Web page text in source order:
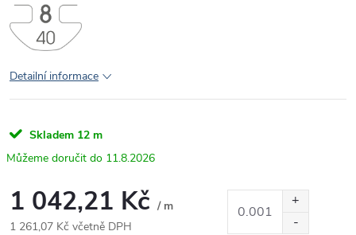
Detailní informace
Skladem 12 m
11.8.2026
1 042,21 Kč / m
1 261,07 Kč včetně DPH